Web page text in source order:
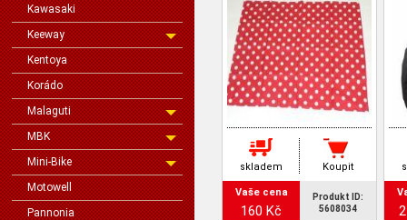
Kawasaki
Keeway
Kentoya
Korádo
Malaguti
MBK
Mini-Bike
Motowell
Pannonia
skladem Koupit
Vaše cena
160 Kč
Produkt ID:
5608034